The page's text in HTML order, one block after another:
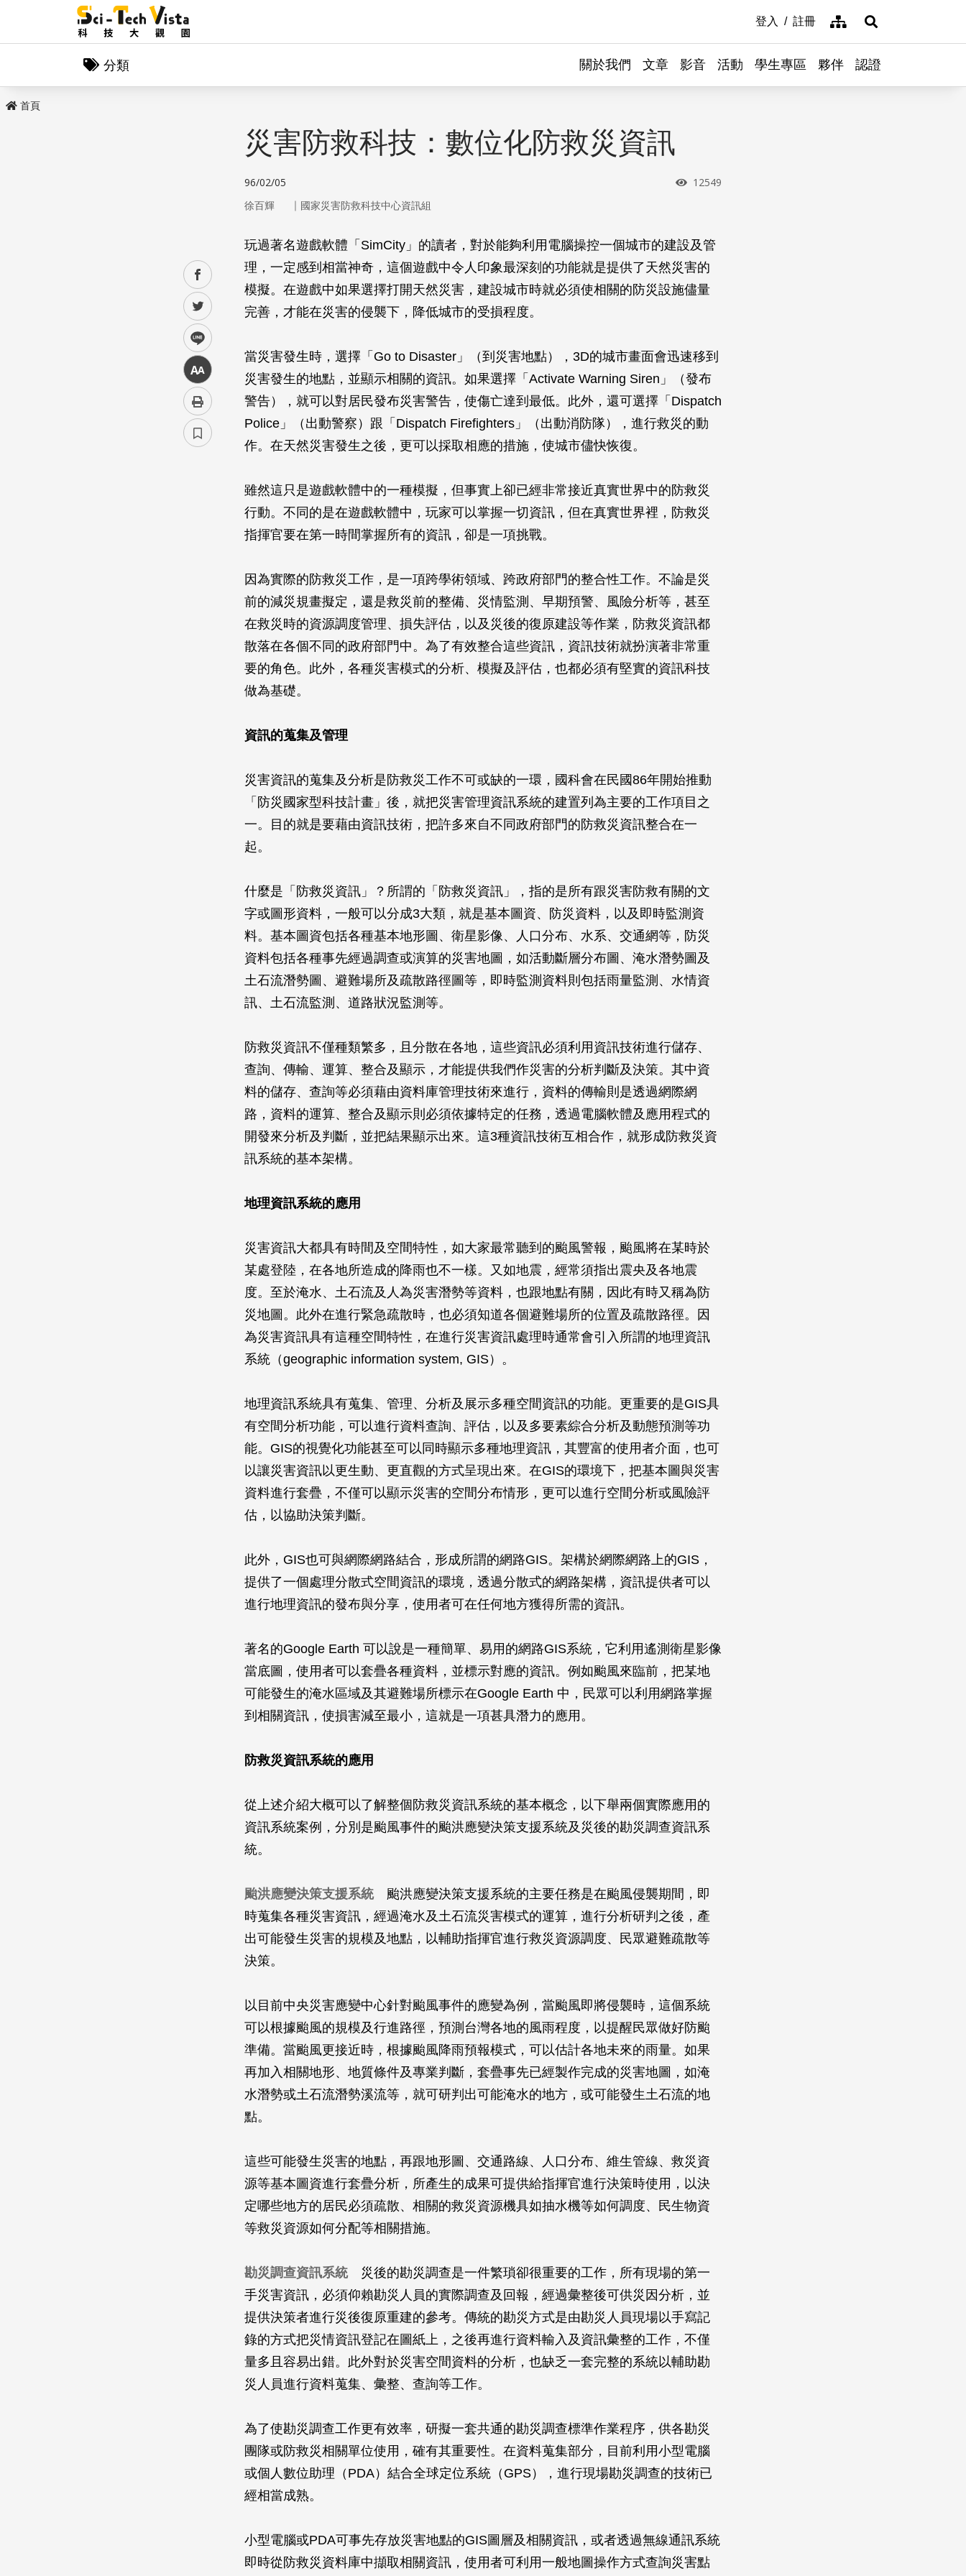
登入 註冊 網站導覽展開搜尋
分類 關於我們 文章 影音 活動 學生專區 夥伴 認證
首頁
facebook
twitter
line
中
災害防救科技：數位化防救災資訊
96/02/05 瀏覽次數
12549
徐百輝 ｜ 國家災害防救科技中心資訊組
玩過著名遊戲軟體「SimCity」的讀者，對於能夠利用電腦操控一個城市的建設及管
理，一定感到相當神奇，這個遊戲中令人印象最深刻的功能就是提供了天然災害的
模擬。在遊戲中如果選擇打開天然災害，建設城市時就必須使相關的防災設施儘量
完善，才能在災害的侵襲下，降低城市的受損程度。
當災害發生時，選擇「Go to Disaster」（到災害地點），3D的城市畫面會迅速移到
災害發生的地點，並顯示相關的資訊。如果選擇「Activate Warning Siren」（發布
警告），就可以對居民發布災害警告，使傷亡達到最低。此外，還可選擇「Dispatch
Police」（出動警察）跟「Dispatch Firefighters」（出動消防隊），進行救災的動
作。在天然災害發生之後，更可以採取相應的措施，使城市儘快恢復。
雖然這只是遊戲軟體中的一種模擬，但事實上卻已經非常接近真實世界中的防救災
行動。不同的是在遊戲軟體中，玩家可以掌握一切資訊，但在真實世界裡，防救災
指揮官要在第一時間掌握所有的資訊，卻是一項挑戰。
因為實際的防救災工作，是一項跨學術領域、跨政府部門的整合性工作。不論是災
前的減災規畫擬定，還是救災前的整備、災情監測、早期預警、風險分析等，甚至
在救災時的資源調度管理、損失評估，以及災後的復原建設等作業，防救災資訊都
散落在各個不同的政府部門中。為了有效整合這些資訊，資訊技術就扮演著非常重
要的角色。此外，各種災害模式的分析、模擬及評估，也都必須有堅實的資訊科技
做為基礎。
資訊的蒐集及管理
災害資訊的蒐集及分析是防救災工作不可或缺的一環，國科會在民國86年開始推動
「防災國家型科技計畫」後，就把災害管理資訊系統的建置列為主要的工作項目之
一。目的就是要藉由資訊技術，把許多來自不同政府部門的防救災資訊整合在一
起。
什麼是「防救災資訊」？所謂的「防救災資訊」，指的是所有跟災害防救有關的文
字或圖形資料，一般可以分成3大類，就是基本圖資、防災資料，以及即時監測資
料。基本圖資包括各種基本地形圖、衛星影像、人口分布、水系、交通網等，防災
資料包括各種事先經過調查或演算的災害地圖，如活動斷層分布圖、淹水潛勢圖及
土石流潛勢圖、避難場所及疏散路徑圖等，即時監測資料則包括雨量監測、水情資
訊、土石流監測、道路狀況監測等。
防救災資訊不僅種類繁多，且分散在各地，這些資訊必須利用資訊技術進行儲存、
查詢、傳輸、運算、整合及顯示，才能提供我們作災害的分析判斷及決策。其中資
料的儲存、查詢等必須藉由資料庫管理技術來進行，資料的傳輸則是透過網際網
路，資料的運算、整合及顯示則必須依據特定的任務，透過電腦軟體及應用程式的
開發來分析及判斷，並把結果顯示出來。這3種資訊技術互相合作，就形成防救災資
訊系統的基本架構。
地理資訊系統的應用
災害資訊大都具有時間及空間特性，如大家最常聽到的颱風警報，颱風將在某時於
某處登陸，在各地所造成的降雨也不一樣。又如地震，經常須指出震央及各地震
度。至於淹水、土石流及人為災害潛勢等資料，也跟地點有關，因此有時又稱為防
災地圖。此外在進行緊急疏散時，也必須知道各個避難場所的位置及疏散路徑。因
為災害資訊具有這種空間特性，在進行災害資訊處理時通常會引入所謂的地理資訊
系統（geographic information system, GIS）。
地理資訊系統具有蒐集、管理、分析及展示多種空間資訊的功能。更重要的是GIS具
有空間分析功能，可以進行資料查詢、評估，以及多要素綜合分析及動態預測等功
能。GIS的視覺化功能甚至可以同時顯示多種地理資訊，其豐富的使用者介面，也可
以讓災害資訊以更生動、更直觀的方式呈現出來。在GIS的環境下，把基本圖與災害
資料進行套疊，不僅可以顯示災害的空間分布情形，更可以進行空間分析或風險評
估，以協助決策判斷。
此外，GIS也可與網際網路結合，形成所謂的網路GIS。架構於網際網路上的GIS，
提供了一個處理分散式空間資訊的環境，透過分散式的網路架構，資訊提供者可以
進行地理資訊的發布與分享，使用者可在任何地方獲得所需的資訊。
著名的Google Earth 可以說是一種簡單、易用的網路GIS系統，它利用遙測衛星影像
當底圖，使用者可以套疊各種資料，並標示對應的資訊。例如颱風來臨前，把某地
可能發生的淹水區域及其避難場所標示在Google Earth 中，民眾可以利用網路掌握
到相關資訊，使損害減至最小，這就是一項甚具潛力的應用。
防救災資訊系統的應用
從上述介紹大概可以了解整個防救災資訊系統的基本概念，以下舉兩個實際應用的
資訊系統案例，分別是颱風事件的颱洪應變決策支援系統及災後的勘災調查資訊系
統。
颱洪應變決策支援系統颱洪應變決策支援系統的主要任務是在颱風侵襲期間，即
時蒐集各種災害資訊，經過淹水及土石流災害模式的運算，進行分析研判之後，產
出可能發生災害的規模及地點，以輔助指揮官進行救災資源調度、民眾避難疏散等
決策。
以目前中央災害應變中心針對颱風事件的應變為例，當颱風即將侵襲時，這個系統
可以根據颱風的規模及行進路徑，預測台灣各地的風雨程度，以提醒民眾做好防颱
準備。當颱風更接近時，根據颱風降雨預報模式，可以估計各地未來的雨量。如果
再加入相關地形、地質條件及專業判斷，套疊事先已經製作完成的災害地圖，如淹
水潛勢或土石流潛勢溪流等，就可研判出可能淹水的地方，或可能發生土石流的地
點。
這些可能發生災害的地點，再跟地形圖、交通路線、人口分布、維生管線、救災資
源等基本圖資進行套疊分析，所產生的成果可提供給指揮官進行決策時使用，以決
定哪些地方的居民必須疏散、相關的救災資源機具如抽水機等如何調度、民生物資
等救災資源如何分配等相關措施。
勘災調查資訊系統災後的勘災調查是一件繁瑣卻很重要的工作，所有現場的第一
手災害資訊，必須仰賴勘災人員的實際調查及回報，經過彙整後可供災因分析，並
提供決策者進行災後復原重建的參考。傳統的勘災方式是由勘災人員現場以手寫記
錄的方式把災情資訊登記在圖紙上，之後再進行資料輸入及資訊彙整的工作，不僅
量多且容易出錯。此外對於災害空間資料的分析，也缺乏一套完整的系統以輔助勘
災人員進行資料蒐集、彙整、查詢等工作。
為了使勘災調查工作更有效率，研擬一套共通的勘災調查標準作業程序，供各勘災
團隊或防救災相關單位使用，確有其重要性。在資料蒐集部分，目前利用小型電腦
或個人數位助理（PDA）結合全球定位系統（GPS），進行現場勘災調查的技術已
經相當成熟。
小型電腦或PDA可事先存放災害地點的GIS圖層及相關資訊，或者透過無線通訊系統
即時從防救災資料庫中擷取相關資訊，使用者可利用一般地圖操作方式查詢災害點